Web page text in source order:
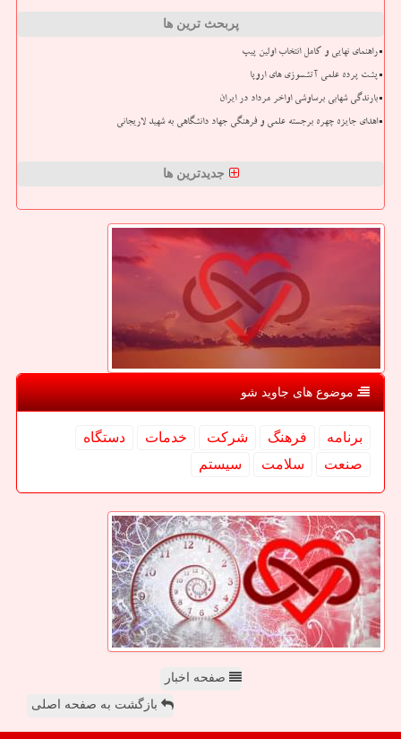
پربحث ترین ها
راهنمای نهایی و کامل انتخاب اولین پیپ
پشت پرده علمی آتشسوزی های اروپا
بارندگی شهابی برساوشی اواخر مرداد در ایران
اهدای جایزه چهره برجسته علمی و فرهنگی جهاد دانشگاهی به شهید لاریجانی
جدیدترین ها
موضوع های جاوید شو
برنامه فرهنگ شركت خدمات
دستگاه
صنعت
سلامت سیستم
صفحه اخبار
بازگشت به صفحه اصلی